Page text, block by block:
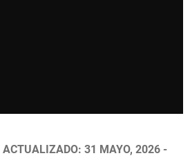
| ACTUALIZADO: 31 MAYO, 2026 -